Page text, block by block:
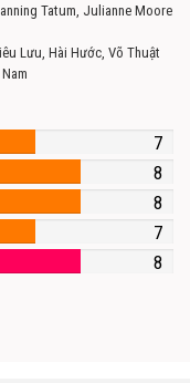
Tatum, Julianne Moore
Lưu, Hài Hước, Võ Thuật
7
8
8
7
8